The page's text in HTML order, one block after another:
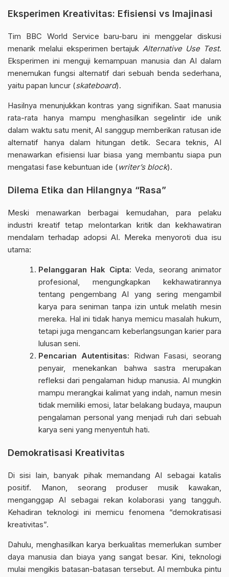
Eksperimen Kreativitas: Efisiensi vs Imajinasi
Tim BBC World Service baru-baru ini menggelar diskusi
menarik melalui eksperimen bertajukAlternative Use Test.
Eksperimen ini menguji kemampuan manusia dan AI dalam
menemukan fungsi alternatif dari sebuah benda sederhana,
yaitu papan luncur (skateboard).
Hasilnya menunjukkan kontras yang signifikan. Saat manusia
rata-rata hanya mampu menghasilkan segelintir ide unik
dalam waktu satu menit, AI sanggup memberikan ratusan ide
alternatif hanya dalam hitungan detik. Secara teknis, AI
menawarkan efisiensi luar biasa yang membantu siapa pun
mengatasi fase kebuntuan ide (writer’s block).
Dilema Etika dan Hilangnya “Rasa”
Meski menawarkan berbagai kemudahan, para pelaku
industri kreatif tetap melontarkan kritik dan kekhawatiran
mendalam terhadap adopsi AI. Mereka menyoroti dua isu
utama:
Pelanggaran Hak Cipta: Veda, seorang animator
profesional, mengungkapkan kekhawatirannya
tentang pengembang AI yang sering mengambil
karya para seniman tanpa izin untuk melatih mesin
mereka. Hal ini tidak hanya memicu masalah hukum,
tetapi juga mengancam keberlangsungan karier para
lulusan seni.
Pencarian Autentisitas: Ridwan Fasasi, seorang
penyair, menekankan bahwa sastra merupakan
refleksi dari pengalaman hidup manusia. AI mungkin
mampu merangkai kalimat yang indah, namun mesin
tidak memiliki emosi, latar belakang budaya, maupun
pengalaman personal yang menjadi ruh dari sebuah
karya seni yang menyentuh hati.
Demokratisasi Kreativitas
Di sisi lain, banyak pihak memandang AI sebagai katalis
positif. Manon, seorang produser musik kawakan,
menganggap AI sebagai rekan kolaborasi yang tangguh.
Kehadiran teknologi ini memicu fenomena “demokratisasi
kreativitas”.
Dahulu, menghasilkan karya berkualitas memerlukan sumber
daya manusia dan biaya yang sangat besar. Kini, teknologi
mulai mengikis batasan-batasan tersebut. AI membuka pintu